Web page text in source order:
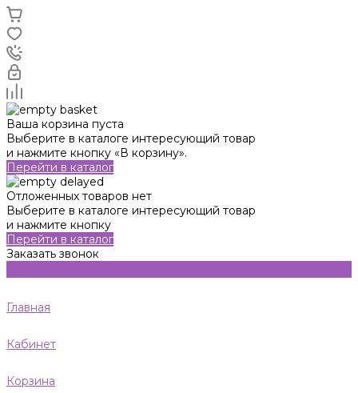
Ваша корзина пуста
Выберите в каталоге интересующий товар
и нажмите кнопку «В корзину».
Перейти в каталог
Отложенных товаров нет
Выберите в каталоге интересующий товар
и нажмите кнопку
Перейти в каталог
Заказать звонок
Главная
Кабинет
Корзина